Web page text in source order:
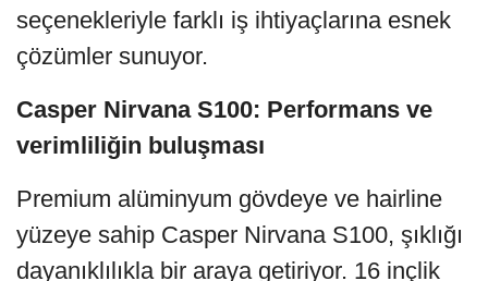
seçenekleriyle farklı iş ihtiyaçlarına esnek
çözümler sunuyor.
Casper Nirvana S100: Performans ve
verimliliğin buluşması
Premium alüminyum gövdeye ve hairline
yüzeye sahip Casper Nirvana S100, şıklığı
dayanıklılıkla bir araya getiriyor. 16 inçlik